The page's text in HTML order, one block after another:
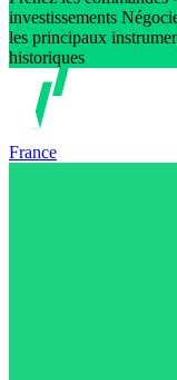
investissements
les principaux
historiques
France